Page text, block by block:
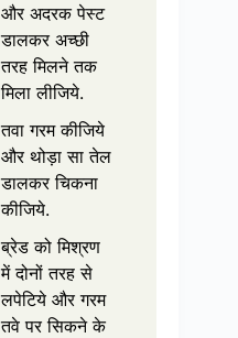
और अदरक पेस्ट
डालकर अच्छी
तरह मिलने तक
मिला लीजिये.
तवा गरम कीजिये
और थोड़ा सा तेल
डालकर चिकना
कीजिये.
ब्रेड को मिश्रण
में दोनों तरह से
लपेटिये और गरम
तवे पर सिकने के